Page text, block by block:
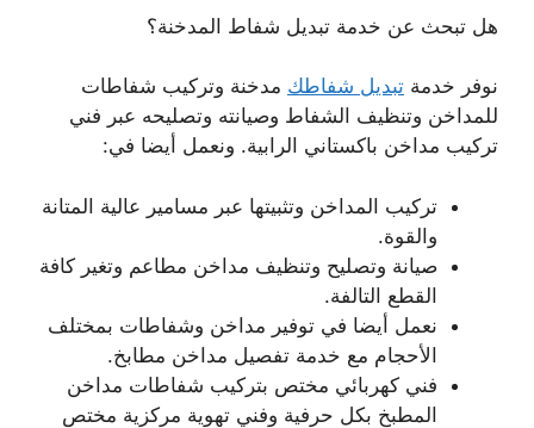
هل تبحث عن خدمة تبديل شفاط المدخنة؟
نوفر خدمة تبديل شفاطك مدخنة وتركيب شفاطات
للمداخن وتنظيف الشفاط وصيانته وتصليحه عبر فني
تركيب مداخن باكستاني الرابية. ونعمل أيضا في:
تركيب المداخن وتثبيتها عبر مسامير عالية المتانة
والقوة.
صيانة وتصليح وتنظيف مداخن مطاعم وتغير كافة
القطع التالفة.
نعمل أيضا في توفير مداخن وشفاطات بمختلف
الأحجام مع خدمة تفصيل مداخن مطابخ.
فني كهربائي مختص بتركيب شفاطات مداخن
المطبخ بكل حرفية وفني تهوية مركزية مختص